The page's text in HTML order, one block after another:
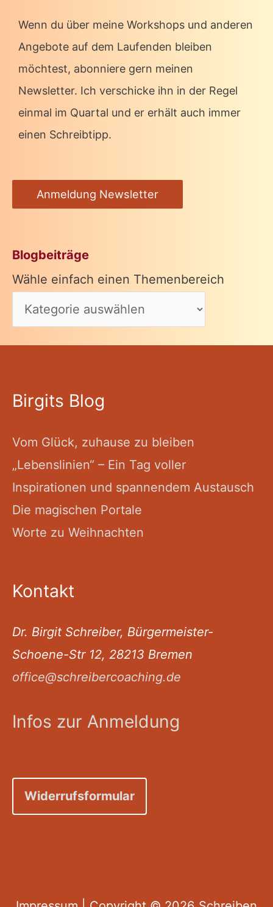
Wenn du über meine Workshops und anderen
Angebote auf dem Laufenden bleiben
möchtest, abonniere gern meinen
Newsletter. Ich verschicke ihn in der Regel
einmal im Quartal und er erhält auch immer
einen Schreibtipp.
Anmeldung Newsletter
Blogbeiträge
Wähle einfach einen Themenbereich
Birgits Blog
Vom Glück, zuhause zu bleiben
„Lebenslinien“ – Ein Tag voller
Inspirationen und spannendem Austausch
Die magischen Portale
Worte zu Weihnachten
Kontakt
Dr. Birgit Schreiber, Bürgermeister-
Schoene-Str 12, 28213 Bremen
office@schreibercoaching.de
Infos zur Anmeldung
Widerrufsformular